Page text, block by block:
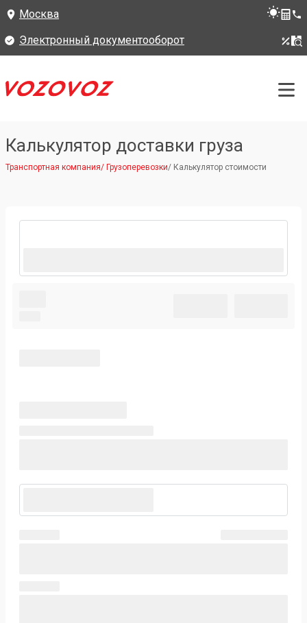
Москва
Электронный документооборот
Калькулятор доставки груза
Транспортная компания/ Грузоперевозки/ Калькулятор стоимости